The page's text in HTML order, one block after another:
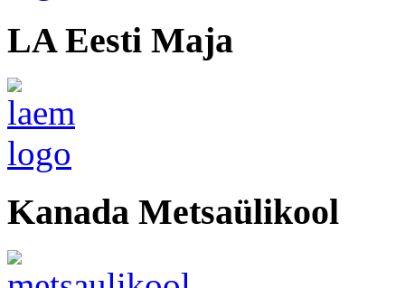
LA Eesti Maja
Kanada Metsaülikool